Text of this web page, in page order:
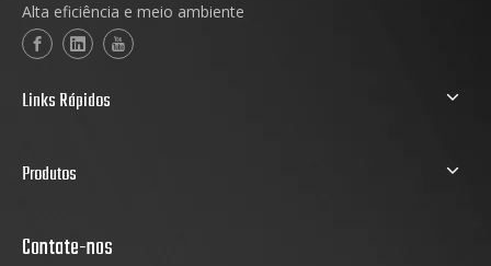
Alta eficiência e meio ambiente
Links Rápidos
Produtos
Contate-nos